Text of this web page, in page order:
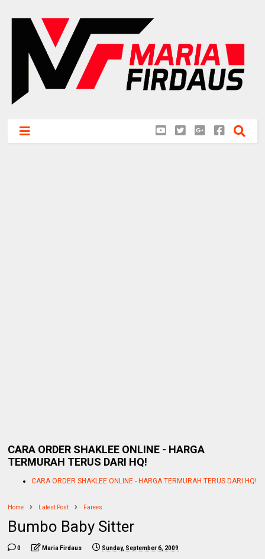
CARA ORDER SHAKLEE ONLINE - HARGA
TERMURAH TERUS DARI HQ!
CARA ORDER SHAKLEE ONLINE - HARGA TERMURAH TERUS DARI HQ!
Home Latest Post Farees
Bumbo Baby Sitter
0 Maria Firdaus Sunday, September 6, 2009